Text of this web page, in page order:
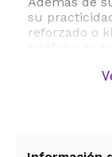
su
reforzado o
libres. Los
totalmente